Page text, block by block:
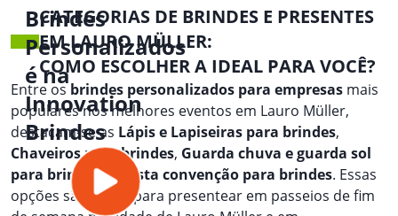
Brindes
Personalizados
é na
Innovation
Brindes
CATEGORIAS DE BRINDES E PRESENTES
EM LAURO MÜLLER:
COMO ESCOLHER A IDEAL PARA VOCÊ?
Entre osbrindes personalizados para empresas mais
populares nos melhores eventos em Lauro Müller,
destacam-se as Lápis e Lapiseiras para brindes,
Chaveiros para brindes, Guarda chuva e guarda sol
para brindes, e Pasta convenção para brindes. Essas
opções são ideais para presentear em passeios de fim